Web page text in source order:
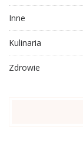
Inne
Kulinaria
Zdrowie